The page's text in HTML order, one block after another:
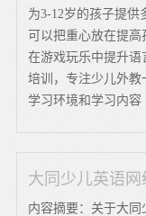
为3-12岁的孩子提供
可以把重心放在提
在游戏玩乐中提升语
培训，专注少儿外
学习环境和学习内容
大同少儿英语
内容摘要：关于大